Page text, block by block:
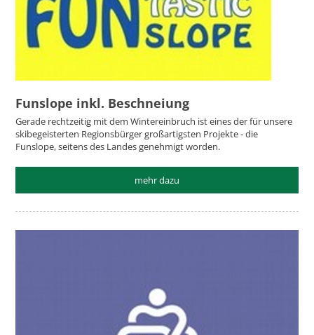
Funslope inkl. Beschneiung
Gerade rechtzeitig mit dem Wintereinbruch ist eines der für unsere
skibegeisterten Regionsbürger großartigsten Projekte - die
Funslope, seitens des Landes genehmigt worden.
mehr dazu